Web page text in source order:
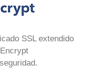
SSL extendido